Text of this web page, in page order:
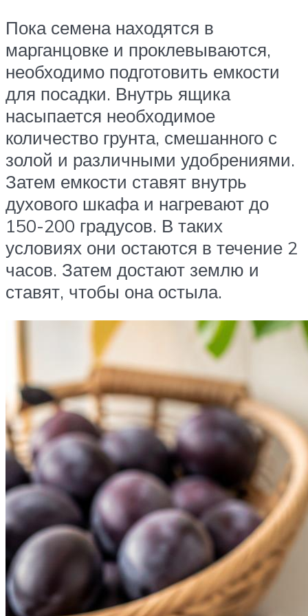
Пока семена находятся в
марганцовке и проклевываются,
необходимо подготовить емкости
для посадки. Внутрь ящика
насыпается необходимое
количество грунта, смешанного с
золой и различными удобрениями.
Затем емкости ставят внутрь
духового шкафа и нагревают до
150-200 градусов. В таких
условиях они остаются в течение 2
часов. Затем достают землю и
ставят, чтобы она остыла.